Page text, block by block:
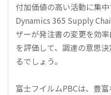
付加価値の高い活動に集中
Dynamics 365 Supply
ザーが発注書の変更を効
を評価して、調達の意思
るでしょう。
富士フイルムPBCは、豊